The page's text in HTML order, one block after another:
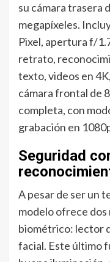
su cámara trasera
megapíxeles.
Pixel, apertura f/
retrato,
texto, videos en
cámara frontal de
completa, con
grabación en
Seguridad
A pesar de ser un
modelo ofrece
biométrico: lector
facial. Este último